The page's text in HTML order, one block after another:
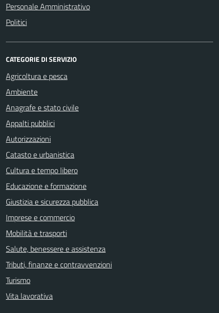
Personale Amministrativo
Politici
CATEGORIE DI SERVIZIO
Agricoltura e pesca
Ambiente
Anagrafe e stato civile
Appalti pubblici
Autorizzazioni
Catasto e urbanistica
Cultura e tempo libero
Educazione e formazione
Giustizia e sicurezza pubblica
Imprese e commercio
Mobilità e trasporti
Salute, benessere e assistenza
Tributi, finanze e contravvenzioni
Turismo
Vita lavorativa